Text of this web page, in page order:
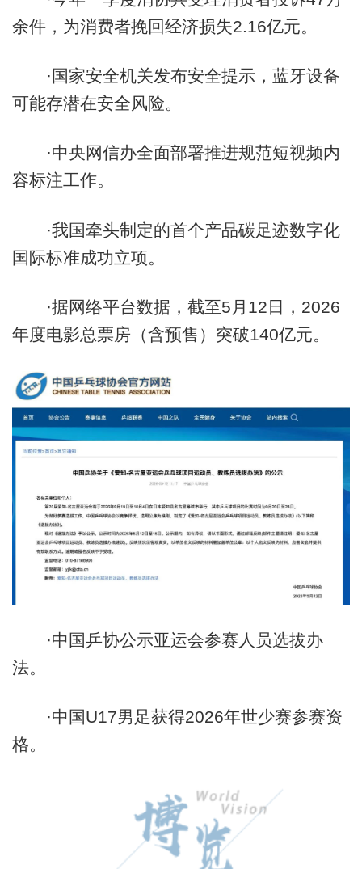
余件，为消费者挽回经济损失2.16亿元。
·国家安全机关发布安全提示，蓝牙设备
可能存潜在安全风险。
·中央网信办全面部署推进规范短视频内
容标注工作。
·我国牵头制定的首个产品碳足迹数字化
国际标准成功立项。
·据网络平台数据，截至5月12日，2026
年度电影总票房（含预售）突破140亿元。
·中国乒协公示亚运会参赛人员选拔办
法。
·中国U17男足获得2026年世少赛参赛资
格。